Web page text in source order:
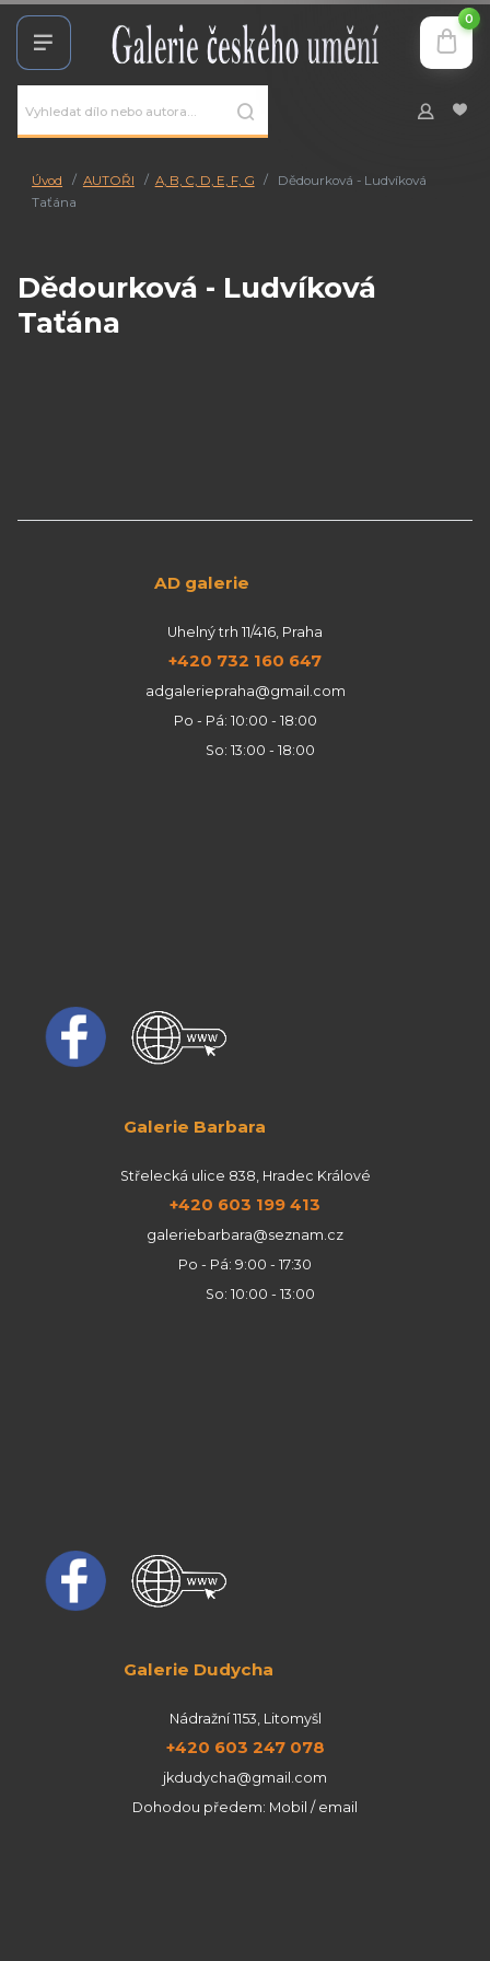
0
Úvod AUTOŘI A, B, C, D, E, F, G
Dědourková - Ludvíková
Taťána
Dědourková - Ludvíková
Taťána
AD galerie
Uhelný trh 11/416, Praha
+420 732 160 647
adgaleriepraha@gmail.com
Po - Pá: 10:00 - 18:00
So: 13:00 - 18:00
Galerie Barbara
Střelecká ulice 838, Hradec Králové
+420 603 199 413
galeriebarbara@seznam.cz
Po - Pá: 9:00 - 17:30
So: 10:00 - 13:00
Galerie Dudycha
Nádražní 1153, Litomyšl
+420 603 247 078
jkdudycha@gmail.com
Dohodou předem: Mobil / email